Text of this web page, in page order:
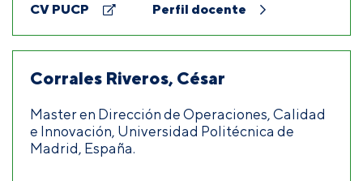
CV PUCP Perfil docente
Corrales Riveros, César
Master en Dirección de Operaciones, Calidad
e Innovación, Universidad Politécnica de
Madrid, España.